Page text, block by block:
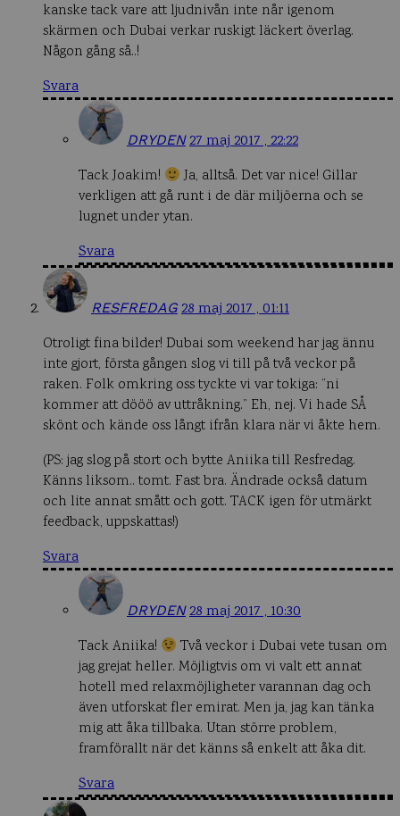
kanske tack vare att ljudnivån inte når igenom
skärmen och Dubai verkar ruskigt läckert överlag.
Någon gång så..!
Svara
DRYDEN 27 maj 2017 , 22:22
Tack Joakim!
Ja, alltså. Det var nice! Gillar
verkligen att gå runt i de där miljöerna och se
lugnet under ytan.
Svara
RESFREDAG 28 maj 2017 , 01:11
Otroligt fina bilder! Dubai som weekend har jag ännu
inte gjort, första gången slog vi till på två veckor på
raken. Folk omkring oss tyckte vi var tokiga: ”ni
kommer att dööö av uttråkning.” Eh, nej. Vi hade SÅ
skönt och kände oss långt ifrån klara när vi åkte hem.
(PS: jag slog på stort och bytte Aniika till Resfredag.
Känns liksom.. tomt. Fast bra. Ändrade också datum
och lite annat smått och gott. TACK igen för utmärkt
feedback, uppskattas!)
Svara
DRYDEN 28 maj 2017 , 10:30
Tack Aniika!
Två veckor i Dubai vete tusan om
jag grejat heller. Möjligtvis om vi valt ett annat
hotell med relaxmöjligheter varannan dag och
även utforskat fler emirat. Men ja, jag kan tänka
mig att åka tillbaka. Utan större problem,
framförallt när det känns så enkelt att åka dit.
Svara